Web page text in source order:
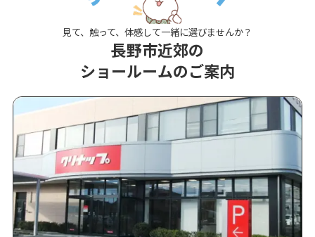
見て、触って、体感して一緒に選びませんか？
長野市近郊の
ショールームのご案内